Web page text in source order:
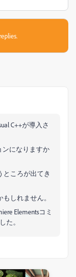
C++が導入さ
ンになりますか
ところが出てき
しれません。
Elementsコミ
た。